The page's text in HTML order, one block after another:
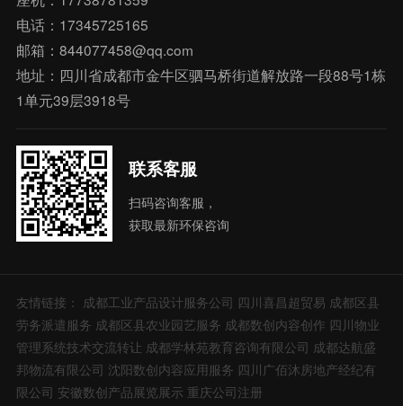
电话：17345725165
邮箱：844077458@qq.com
地址：四川省成都市金牛区驷马桥街道解放路一段88号1栋
1单元39层3918号
联系客服
扫码咨询客服，
获取最新环保咨询
友情链接： 成都工业产品设计服务公司 四川喜昌超贸易 成都区县
劳务派遣服务 成都区县农业园艺服务 成都数创内容创作 四川物业
管理系统技术交流转让 成都学林苑教育咨询有限公司 成都达航盛
邦物流有限公司 沈阳数创内容应用服务 四川广佰沐房地产经纪有
限公司 安徽数创产品展览展示 重庆公司注册